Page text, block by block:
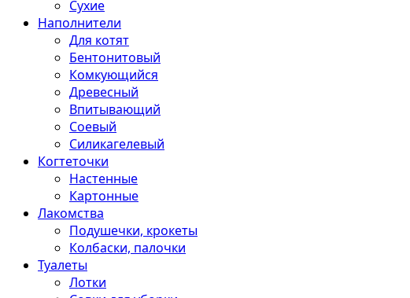
Сухие
Наполнители
Для котят
Бентонитовый
Комкующийся
Древесный
Впитывающий
Соевый
Силикагелевый
Когтеточки
Настенные
Картонные
Лакомства
Подушечки, крокеты
Колбаски, палочки
Туалеты
Лотки